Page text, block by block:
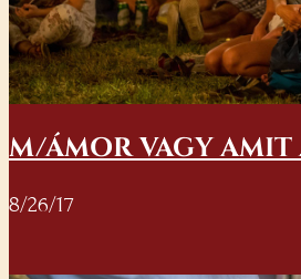
M/ÁMOR VAGY AMIT
8/26/17